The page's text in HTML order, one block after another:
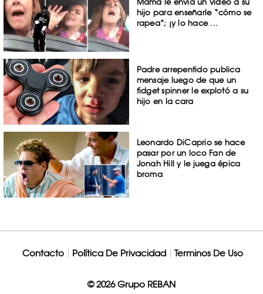
Mamá le envía un video a su
hijo para enseñarle “cómo se
rapea”; ¡y lo hace ...
Padre arrepentido publica
mensaje luego de que un
fidget spinner le explotó a su
hijo en la cara
Leonardo DiCaprio se hace
pasar por un loco Fan de
Jonah Hill y le juega épica
broma
Contacto Política De Privacidad Terminos De Uso
© 2026 Grupo REBAN